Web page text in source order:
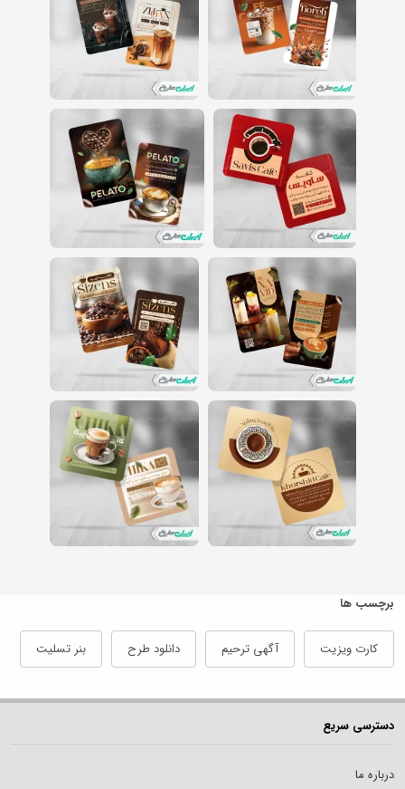
برچسب ها
کارت ویزیت آگهی ترحیم دانلود طرح بنر تسلیت
دسترسی سریع
درباره ما